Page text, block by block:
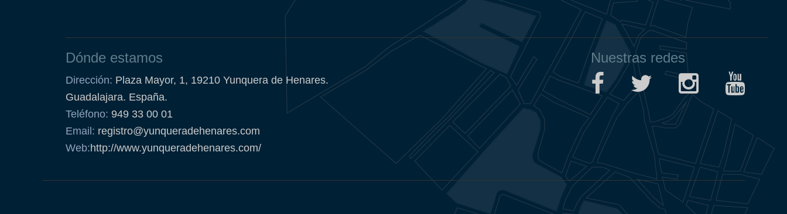
Dónde estamos
Dirección: Plaza Mayor, 1, 19210 Yunquera de Henares.
Guadalajara. España.
Teléfono: 949 33 00 01
Email: registro@yunqueradehenares.com
Web:http://www.yunqueradehenares.com/
Nuestras redes